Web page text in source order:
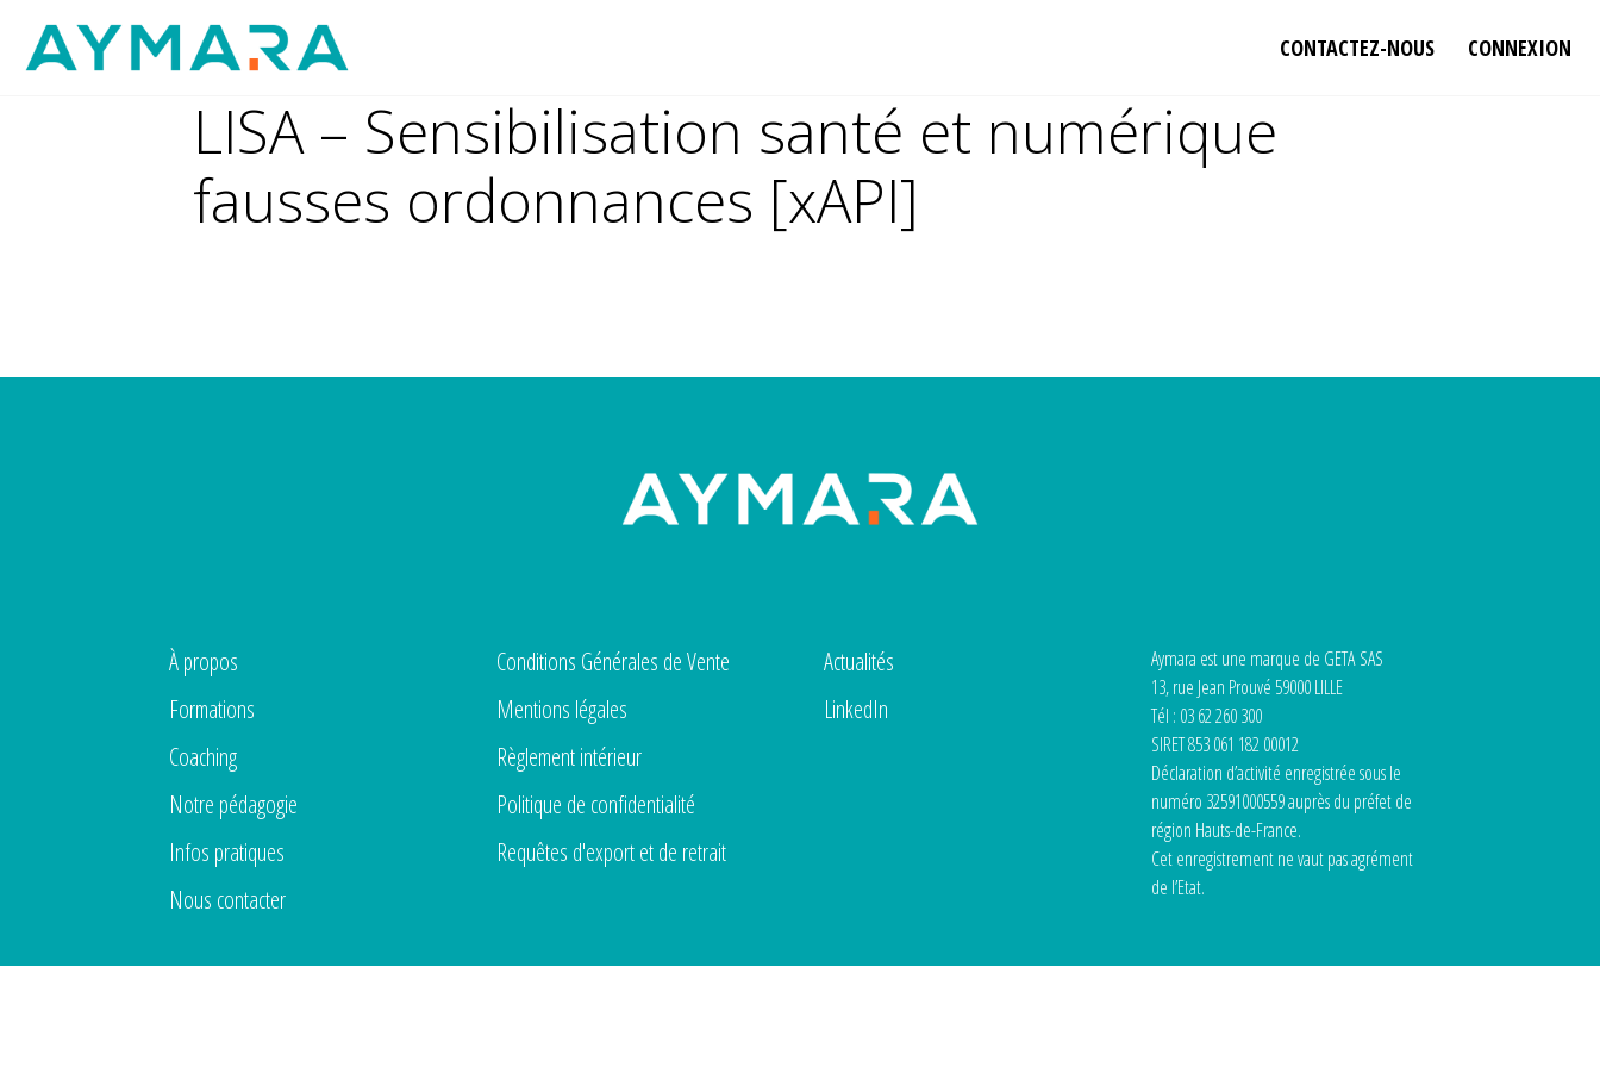
Aller
CONTACTEZ-NOUS CONNEXION
LISA – Sensibilisation santé et numérique
fausses ordonnances [xAPI]
À propos
Formations
Coaching
Notre pédagogie
Infos pratiques
Nous contacter
Conditions Générales de Vente
Mentions légales
Règlement intérieur
Politique de confidentialité
Requêtes d'export et de retrait
Actualités
LinkedIn
Aymara est une marque de GETA SAS
13, rue Jean Prouvé 59000 LILLE
Tél : 03 62 260 300
SIRET 853 061 182 00012
Déclaration d’activité enregistrée sous le
numéro 32591000559 auprès du préfet de
région Hauts-de-France.
Cet enregistrement ne vaut pas agrément
de l’Etat.